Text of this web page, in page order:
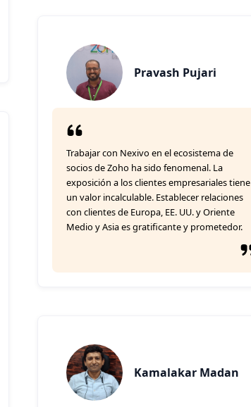
Pravash Pujari
Trabajar con Nexivo en el ecosistema de
socios de Zoho ha sido fenomenal. La
exposición a los clientes empresariales tiene
un valor incalculable. Establecer relaciones
con clientes de Europa, EE. UU. y Oriente
Medio y Asia es gratificante y prometedor.
Kamalakar Madan